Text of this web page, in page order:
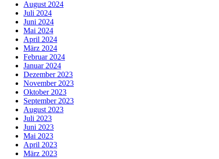
August 2024
Juli 2024
Juni 2024
Mai 2024
April 2024
März 2024
Februar 2024
Januar 2024
Dezember 2023
November 2023
Oktober 2023
September 2023
August 2023
Juli 2023
Juni 2023
Mai 2023
April 2023
März 2023